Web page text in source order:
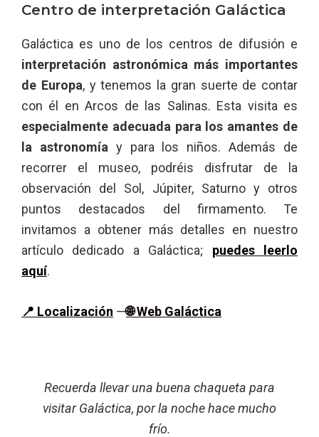
Centro de interpretación Galáctica
Galáctica es uno de los centros de difusión e
interpretación astronómica más importantes
de Europa, y tenemos la gran suerte de contar
con él en Arcos de las Salinas. Esta visita es
especialmente adecuada para los amantes de
la astronomía y para los niños. Además de
recorrer el museo, podréis disfrutar de la
observación del Sol, Júpiter, Saturno y otros
puntos destacados del firmamento. Te
invitamos a obtener más detalles en nuestro
artículo dedicado a Galáctica; puedes leerlo
aquí.
📍 Localización —🌐 Web Galáctica
Recuerda llevar una buena chaqueta para
visitar Galáctica, por la noche hace mucho
frío.